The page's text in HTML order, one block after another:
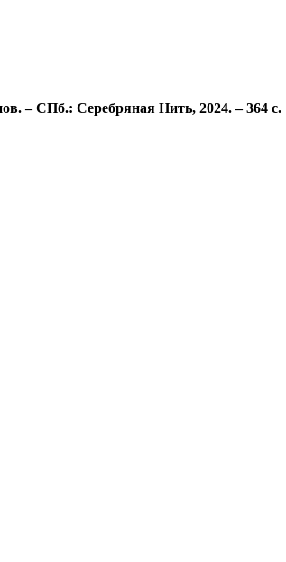
– СПб.: Серебряная Нить, 2024. – 364 с.